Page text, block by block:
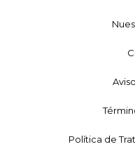
Política de